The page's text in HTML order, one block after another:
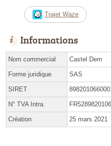
Trajet Waze
Informations
Nom commercial Castel Dem
Forme juridique SAS
SIRET
N° TVA Intra.
Création 25 mars 2021